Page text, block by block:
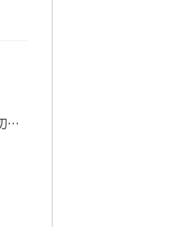
こんにちは。 受験が近づき、不安と集中が入り混じる時期になりました。今大切なのは、「やるべきことをしぼって、質を上げること」です。 ☆受験生のみなさんへ この時期に意識してほしいポイントは3つです。 ① 優先度を明確にす […]